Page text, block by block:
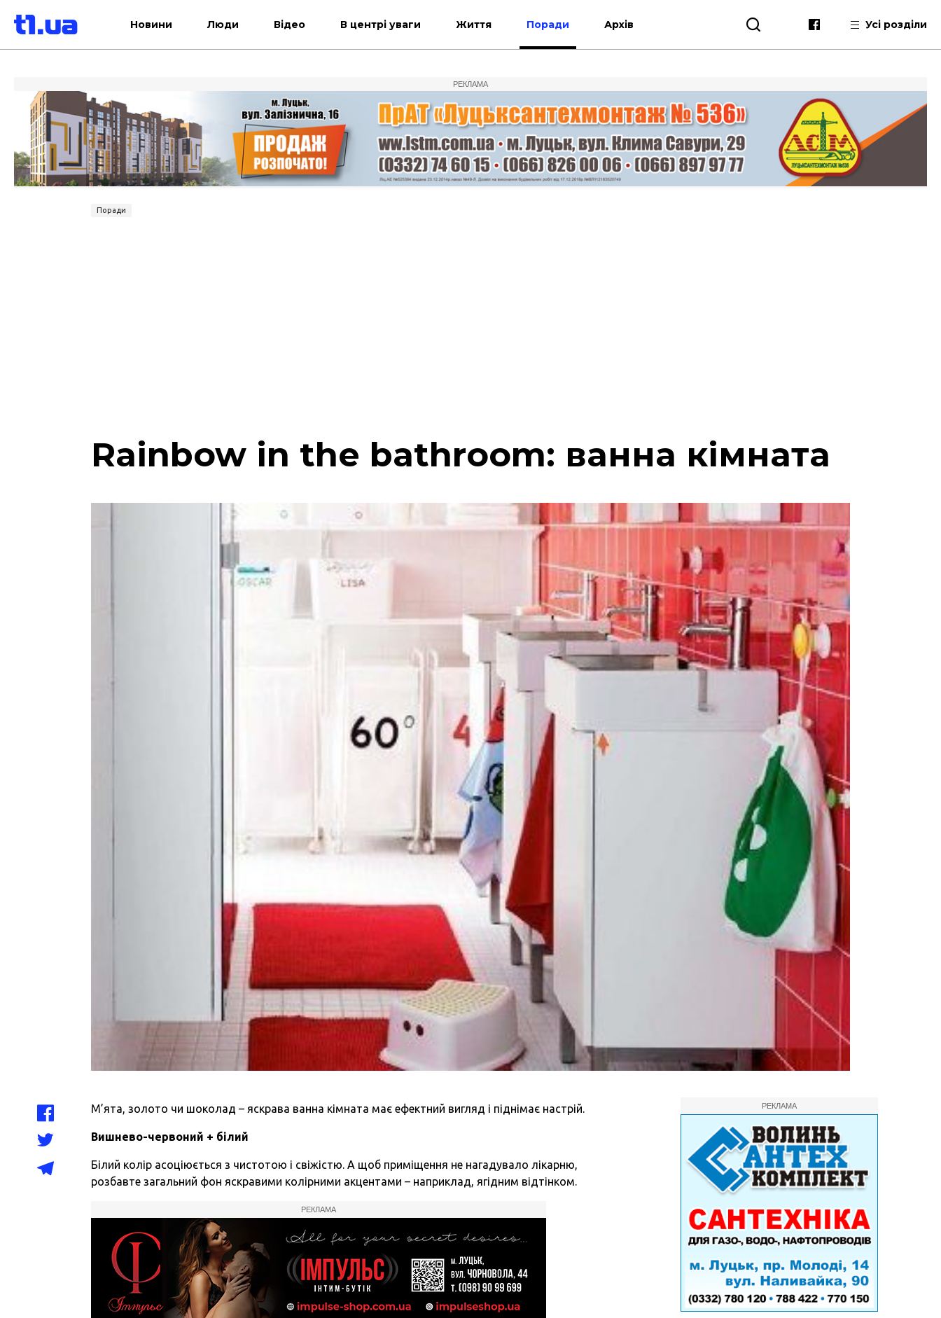
Новини Люди Відео В центрі уваги Життя Поради Архів Усі розділи
РЕКЛАМА
Поради
Rainbow in the bathroom: ванна кімната
М’ята, золото чи шоколад – яскрава ванна кімната має ефектний вигляд і піднімає настрій.
Вишнево-червоний + білий
Білий колір асоціюється з чистотою і свіжістю. А щоб приміщення не нагадувало лікарню,
розбавте загальний фон яскравими колірними акцентами – наприклад, ягідним відтінком.
РЕКЛАМА
РЕКЛАМА